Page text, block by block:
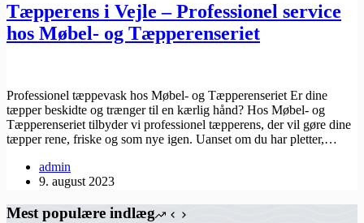
Tæpperens i Vejle – Professionel service
hos Møbel- og Tæpperenseriet
Professionel tæppevask hos Møbel- og Tæpperenseriet Er dine
tæpper beskidte og trænger til en kærlig hånd? Hos Møbel- og
Tæpperenseriet tilbyder vi professionel tæpperens, der vil gøre dine
tæpper rene, friske og som nye igen. Uanset om du har pletter,…
admin
9. august 2023
Mest populære indlæg